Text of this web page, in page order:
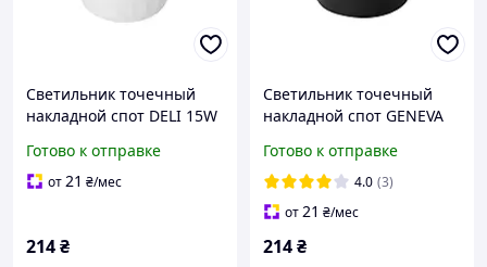
Светильник точечный
накладной спот DELI 15W
340002 )
Готово к отправке
от21 ₴/мес
214₴
Светильник точечный
накладной спот GENEVA
Violux ( 340104 )
Готово к отправке
4.0 (3)
от21 ₴/мес
214₴